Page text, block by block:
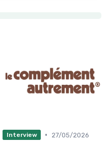
Interview •
27/05/2026